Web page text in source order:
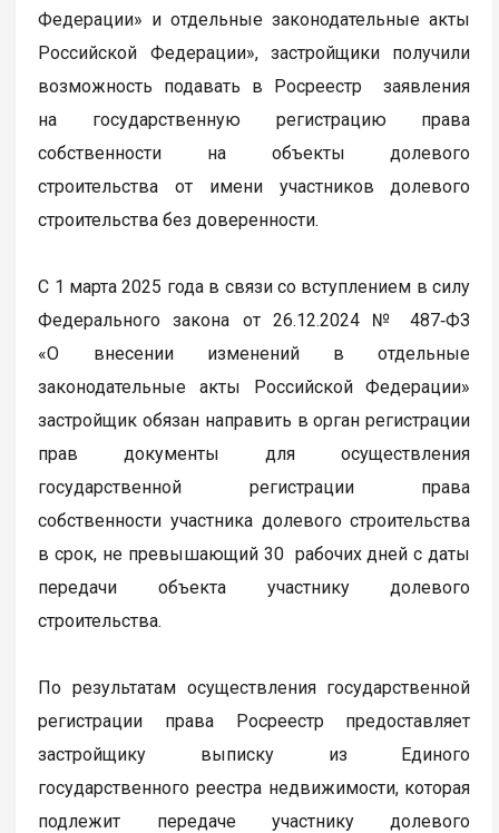
Федерации» и отдельные законодательные акты
Российской Федерации», застройщики получили
возможность подавать в Росреестр заявления
на государственную регистрацию права
собственности на объекты долевого
строительства от имени участников долевого
строительства без доверенности.
С 1 марта 2025 года в связи со вступлением в силу
Федерального закона от 26.12.2024 № 487‑ФЗ
«О внесении изменений в отдельные
законодательные акты Российской Федерации»
застройщик обязан направить в орган регистрации
прав документы для осуществления
государственной регистрации права
собственности участника долевого строительства
в срок, не превышающий 30 рабочих дней с даты
передачи объекта участнику долевого
строительства.
По результатам осуществления государственной
регистрации права Росреестр предоставляет
застройщику выписку из Единого
государственного реестра недвижимости, которая
подлежит передаче участнику долевого